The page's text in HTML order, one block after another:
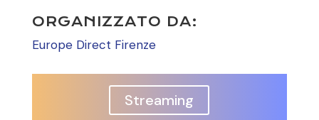
ORGANIZZATO DA:
Europe Direct Firenze
Streaming